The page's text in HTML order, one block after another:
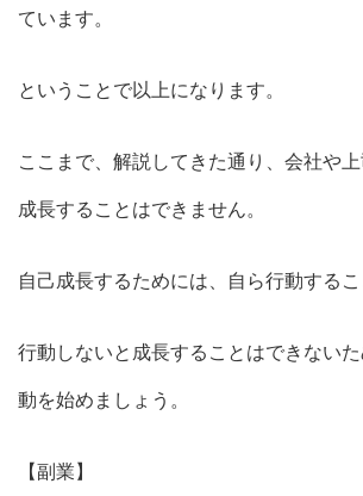
ています。
ということで以上になります。
ここまで、解説してきた通り、会社や上
成長することはできません。
自己成長するためには、自ら行動するこ
行動しないと成長することはできない
動を始めましょう。
【副業】